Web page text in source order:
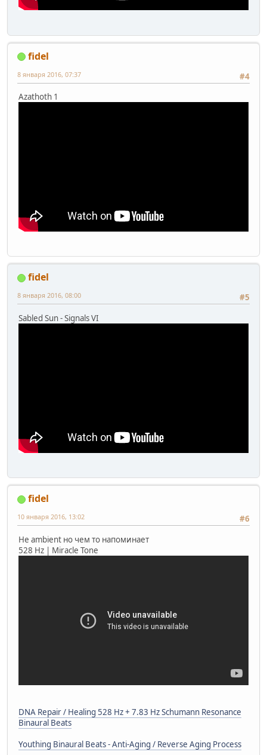
fidel
#4
8 января 2016, 07:37
Azathoth 1
fidel
#5
8 января 2016, 08:00
Sabled Sun - Signals VI
fidel
#6
10 января 2016, 13:02
Не ambient но чем то напоминает
528 Hz | Miracle Tone
DNA Repair / Healing 528 Hz + 7.83 Hz Schumann Resonance
Binaural Beats
Youthing Binaural Beats - Anti-Aging / Reverse Aging Process